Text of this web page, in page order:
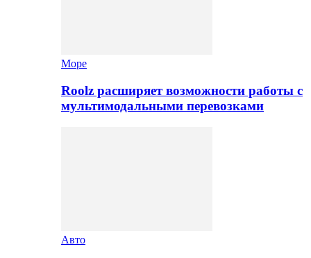
Море
Roolz расширяет возможности работы с
мультимодальными перевозками
Авто